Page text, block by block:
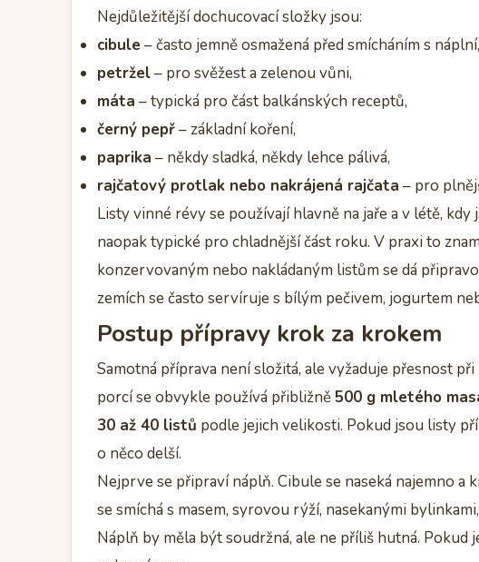
Nejdůležitější dochucovací složky jsou:
cibule – často jemně osmažená před smícháním s náplní,
petržel– pro svěžest a zelenou vůni,
máta – typická pro část balkánských receptů,
černý pepř– základní koření,
paprika – někdy sladká, někdy lehce pálivá,
rajčatový protlak nebo nakrájená rajčata – pro
Listy vinné révy se používají hlavně na jaře a v létě, kdy
naopak typické pro chladnější část roku. V praxi to
konzervovaným nebo nakládaným listům se dá
zemích se často servíruje s bílým pečivem, jogurtem
Postup přípravy krok za krokem
Samotná příprava není složitá, ale vyžaduje přesnost
porcí se obvykle používá přibližně500 g mletého
30 až 40 listů podle jejich velikosti. Pokud jsou listy
o něco delší.
Nejprve se připraví náplň. Cibule se naseká najemno a
se smíchá s masem, syrovou rýží, nasekanými
Náplň by měla být soudržná, ale ne příliš hutná. Pokud